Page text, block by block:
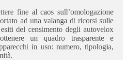
fine al caos sull’omologazione
ad una valanga di ricorsi sulle
del censimento degli autovelox
un quadro trasparente e
in uso: numero, tipologia,